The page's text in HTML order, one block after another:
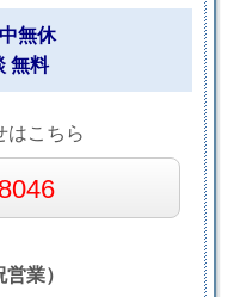
無休
無料
はこちら
業）